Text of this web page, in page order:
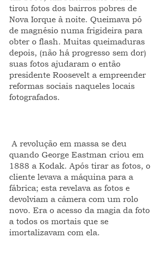
tirou fotos dos bairros pobres de
Nova Iorque à noite. Queimava pó
de magnésio numa frigideira para
obter o flash. Muitas queimaduras
depois, (não há progresso sem dor)
suas fotos ajudaram o então
presidente Roosevelt a empreender
reformas sociais naqueles locais
fotografados.
quando George Eastman criou em
1888 a Kodak. Após tirar as fotos, o
cliente levava a máquina para a
fábrica; esta revelava as fotos e
devolviam a câmera com um rolo
novo. Era o acesso da magia da foto
a todos os mortais que se
imortalizavam com ela.